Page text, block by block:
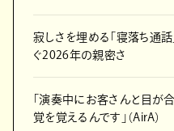
寂しさを埋める「寝落ち通
ぐ2026年の親密さ
「演奏中にお客さんと目が
覚を覚えるんです」（AirA）